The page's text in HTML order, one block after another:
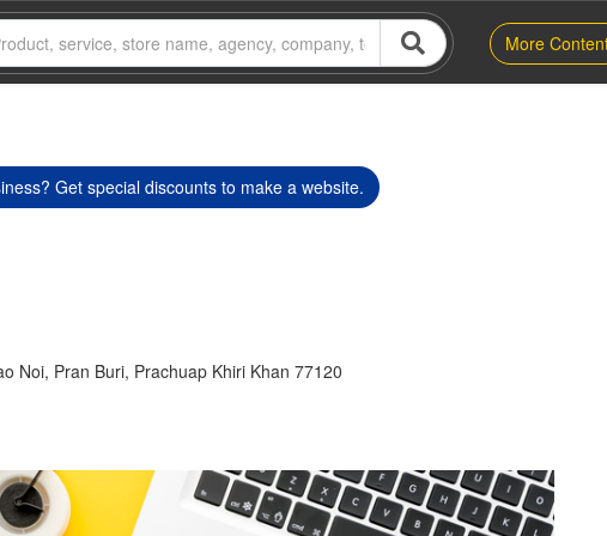
More
Get special discounts to make a website.
Noi, Pran Buri, Prachuap Khiri Khan 77120